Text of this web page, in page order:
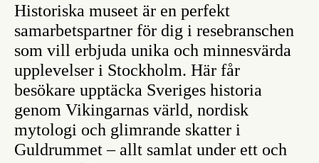
Historiska museet är en perfekt
samarbetspartner för dig i resebranschen
som vill erbjuda unika och minnesvärda
upplevelser i Stockholm. Här får
besökare upptäcka Sveriges historia
genom Vikingarnas värld, nordisk
mytologi och glimrande skatter i
Guldrummet – allt samlat under ett och